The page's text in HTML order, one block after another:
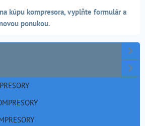
kúpu kompresora, vyplňte formulár a
ponukou.